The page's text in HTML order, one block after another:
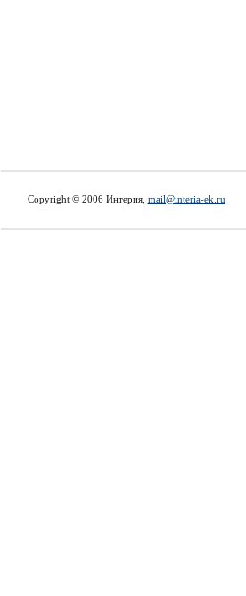
Copyright © 2006 Интерия, mail@interia-ek.ru